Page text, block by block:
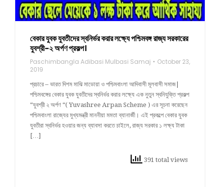
বেকার যুবক যুবতীদের স্বনির্ভর করার লক্ষ্যে পশ্চিমবঙ্গ রাজ্য সরকারের
যুবশ্রী-২ অর্পণ প্রকল্প।
Paschimbangla Adibasi Mulbasi Samaj
October 23,
2019
প্রচারে – ভারত দিশম মাঝি মাডোয়া ও পশ্চিমবাংলা আদিবাসী মূলবাসী সমাজ|
পশ্চিমবঙ্গের বেকার যুবক যুবতীদের স্বনির্ভর করার লক্ষ্যে এক নুতুন স্বনিযুক্তি প্রকল্প
“যুবশ্রী ২ অর্পণ “( Yuvashree Arpan Scheme ) এর সূচনা করেছেন
পশ্চিমবাংলা রাজ্যের মুখ্যমন্ত্রী মাননীয়া মমতা ব্যানার্জী। এই প্রকল্পে বেকার যুবক
যুবতীরা স্বনির্ভর হওয়ার জন্য ব্যাবসা করতে চাইলে, রাজ্য সরকার ১ লক্ষ্য টাকা
[…]
391 total views